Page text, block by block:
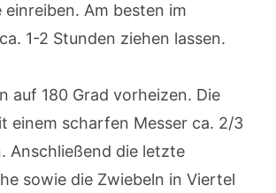
einreiben. Am besten im
1-2 Stunden ziehen lassen.
auf 180 Grad vorheizen. Die
einem scharfen Messer ca. 2/3
Anschließend die letzte
sowie die Zwiebeln in Viertel